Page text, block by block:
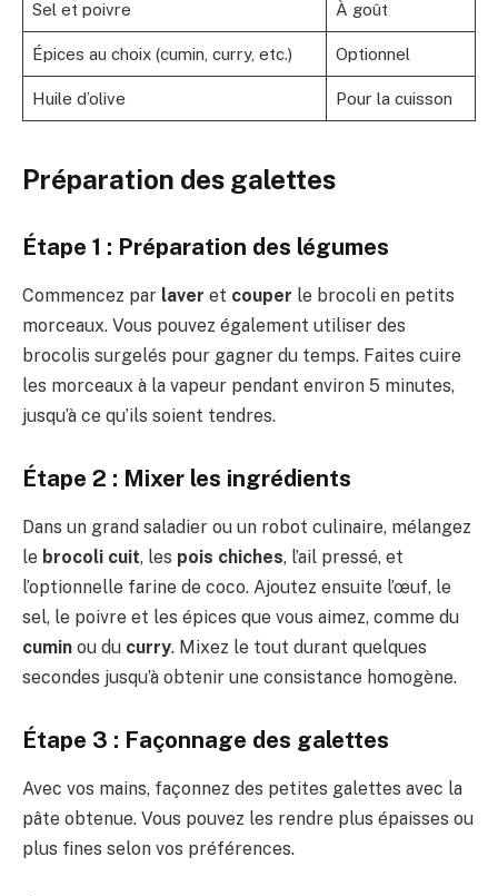
Sel et poivre À goût
Épices au choix (cumin, curry, etc.) Optionnel
Huile d’olive Pour la cuisson
Préparation des galettes
Étape 1 : Préparation des légumes
Commencez par laver et couper le brocoli en petits
morceaux. Vous pouvez également utiliser des
brocolis surgelés pour gagner du temps. Faites cuire
les morceaux à la vapeur pendant environ 5 minutes,
jusqu’à ce qu’ils soient tendres.
Étape 2 : Mixer les ingrédients
Dans un grand saladier ou un robot culinaire, mélangez
le brocoli cuit, les pois chiches, l’ail pressé, et
l’optionnelle farine de coco. Ajoutez ensuite l’œuf, le
sel, le poivre et les épices que vous aimez, comme du
cumin ou du curry. Mixez le tout durant quelques
secondes jusqu’à obtenir une consistance homogène.
Étape 3 : Façonnage des galettes
Avec vos mains, façonnez des petites galettes avec la
pâte obtenue. Vous pouvez les rendre plus épaisses ou
plus fines selon vos préférences.